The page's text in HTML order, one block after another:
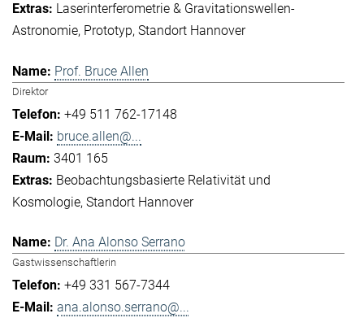
Laserinterferometrie & Gravitationswellen-
Astronomie Prototyp Standort Hannover
Prof. Bruce Allen
Direktor
+49 511 762-17148
bruce.allen@...
3401 165
Beobachtungsbasierte Relativität und
Kosmologie Standort Hannover
Dr. Ana Alonso Serrano
Gastwissenschaftlerin
+49 331 567-7344
ana.alonso.serrano@...